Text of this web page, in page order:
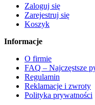
Zaloguj się
Zarejestruj się
Koszyk
Informacje
O firmie
FAQ – Najczęstsze
Regulamin
Reklamacje i zwroty
Polityka prywatności